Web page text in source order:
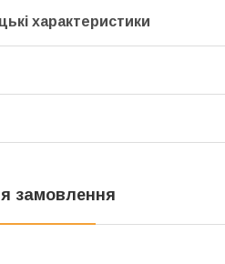
характеристики
замовлення